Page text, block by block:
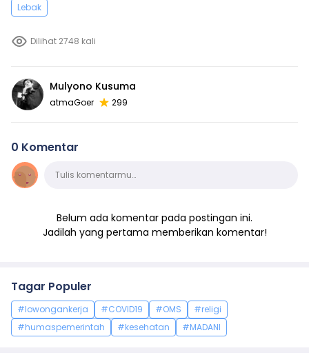
Lebak
Dilihat 2748 kali
Mulyono Kusuma
atmaGoer 299
0 Komentar
KomentarTulis komentarmu…
Belum ada komentar pada postingan ini.
Jadilah yang pertama memberikan komentar!
Tagar Populer
#lowongankerja #COVID19 #OMS
#religi
#humaspemerintah
#kesehatan #MADANI